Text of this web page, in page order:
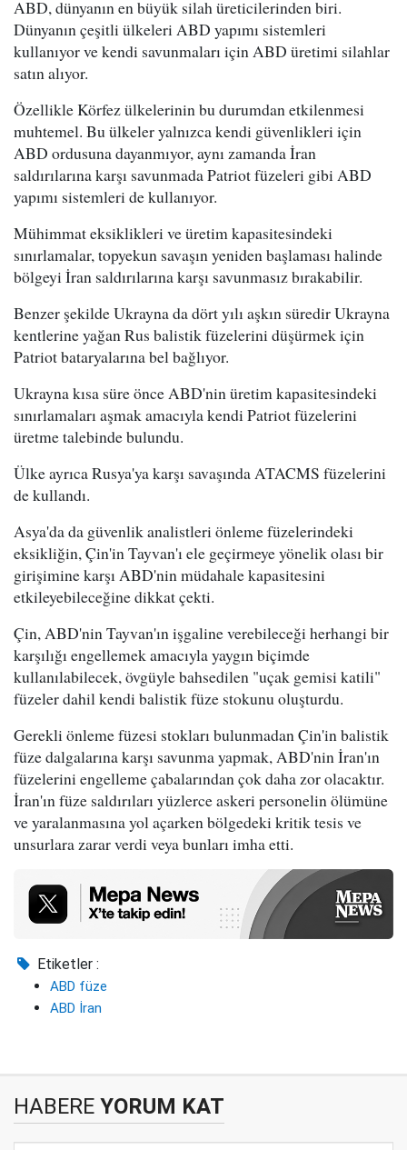
ABD, dünyanın en büyük silah üreticilerinden biri.
Dünyanın çeşitli ülkeleri ABD yapımı sistemleri
kullanıyor ve kendi savunmaları için ABD üretimi silahlar
satın alıyor.
Özellikle Körfez ülkelerinin bu durumdan etkilenmesi
muhtemel. Bu ülkeler yalnızca kendi güvenlikleri için
ABD ordusuna dayanmıyor, aynı zamanda İran
saldırılarına karşı savunmada Patriot füzeleri gibi ABD
yapımı sistemleri de kullanıyor.
Mühimmat eksiklikleri ve üretim kapasitesindeki
sınırlamalar, topyekun savaşın yeniden başlaması halinde
bölgeyi İran saldırılarına karşı savunmasız bırakabilir.
Benzer şekilde Ukrayna da dört yılı aşkın süredir Ukrayna
kentlerine yağan Rus balistik füzelerini düşürmek için
Patriot bataryalarına bel bağlıyor.
Ukrayna kısa süre önce ABD'nin üretim kapasitesindeki
sınırlamaları aşmak amacıyla kendi Patriot füzelerini
üretme talebinde bulundu.
Ülke ayrıca Rusya'ya karşı savaşında ATACMS füzelerini
de kullandı.
Asya'da da güvenlik analistleri önleme füzelerindeki
eksikliğin, Çin'in Tayvan'ı ele geçirmeye yönelik olası bir
girişimine karşı ABD'nin müdahale kapasitesini
etkileyebileceğine dikkat çekti.
Çin, ABD'nin Tayvan'ın işgaline verebileceği herhangi bir
karşılığı engellemek amacıyla yaygın biçimde
kullanılabilecek, övgüyle bahsedilen "uçak gemisi katili"
füzeler dahil kendi balistik füze stokunu oluşturdu.
Gerekli önleme füzesi stokları bulunmadan Çin'in balistik
füze dalgalarına karşı savunma yapmak, ABD'nin İran'ın
füzelerini engelleme çabalarından çok daha zor olacaktır.
İran'ın füze saldırıları yüzlerce askeri personelin ölümüne
ve yaralanmasına yol açarken bölgedeki kritik tesis ve
unsurlara zarar verdi veya bunları imha etti.
Etiketler :
ABD füze
ABD İran
HABERE YORUM KAT